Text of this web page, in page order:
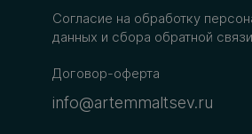
Ты сможешь
делать
рекламудля своего
своими руками и на то,
поддерживать ее на
уровне, у тебя будет
более 5 минут в день!
Согласие на обработку
данных и сбора обратной связи
Договор-оферта
info@artemmaltsev.ru